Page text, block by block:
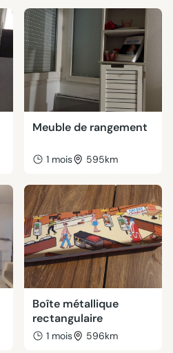
Meuble de rangement
1 mois 595km
Boîte métallique
rectangulaire
1 mois 596km